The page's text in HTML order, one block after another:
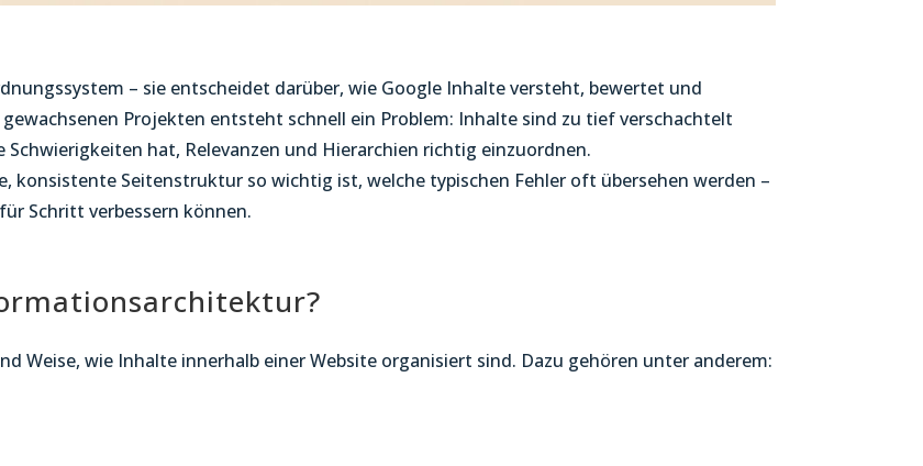
– sie entscheidet darüber, wie Google Inhalte versteht, bewertet und
Projekten entsteht schnell ein Problem: Inhalte sind zu tief verschachtelt
hat, Relevanzen und Hierarchien richtig einzuordnen.
konsistente Seitenstruktur so wichtig ist, welche typischen Fehler oft übersehen werden –
Schritt verbessern können.
Weise, wie Inhalte innerhalb einer Website organisiert sind. Dazu gehören unter anderem: